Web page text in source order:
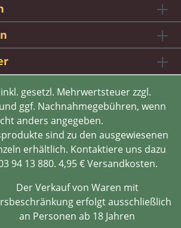
gesetzl. Mehrwertsteuer zzgl.
ggf. Nachnahmegebühren, wenn
anders angegeben.
sind zu den ausgewiesenen
erhältlich. Kontaktiere uns dazu
94 13 880. 4,95 € Versandkosten.
Der Verkauf von Waren mit
erfolgt ausschließlich
an Personen ab 18 Jahren